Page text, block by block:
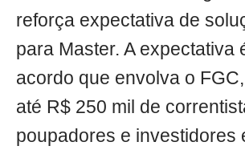
reforça expectativa de
para Master. A expectativa
acordo que envolva o
até R$ 250 mil de
poupadores e investidores